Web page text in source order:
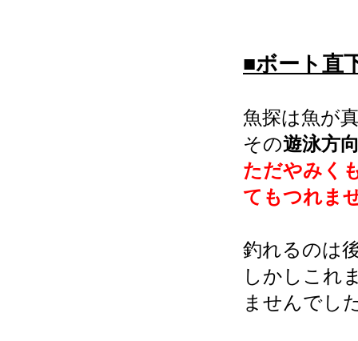
■ボート直
魚探は魚が
その遊泳方
ただやみく
てもつれま
釣れるのは
しかしこれ
ませんでし